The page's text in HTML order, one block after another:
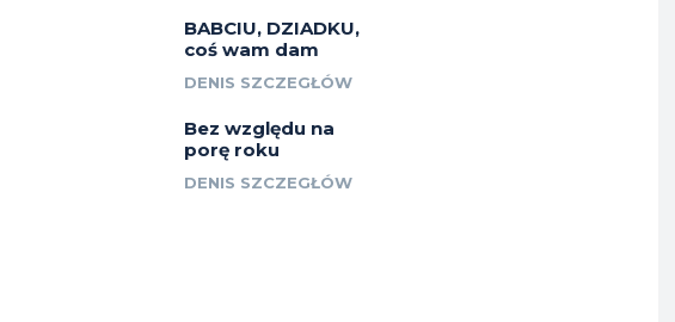
BABCIU, DZIADKU,
coś wam dam
DENIS SZCZEGŁÓW
Bez względu na
porę roku
DENIS SZCZEGŁÓW